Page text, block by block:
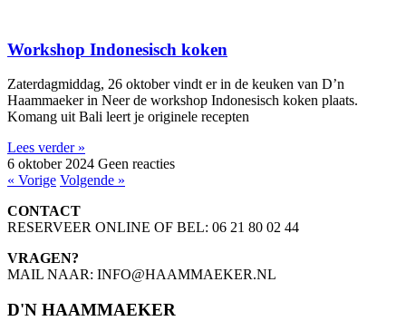
Workshop Indonesisch koken
Zaterdagmiddag, 26 oktober vindt er in de keuken van D’n
Haammaeker in Neer de workshop Indonesisch koken plaats.
Komang uit Bali leert je originele recepten
Lees verder »
6 oktober 2024 Geen reacties
« Vorige Volgende »
CONTACT
RESERVEER ONLINE OF BEL: 06 21 80 02 44
VRAGEN?
MAIL NAAR: INFO@HAAMMAEKER.NL
D'N HAAMMAEKER